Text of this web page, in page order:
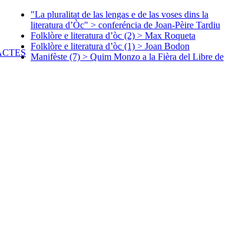
"La pluralitat de las lengas e de las voses dins la
literatura d’Òc" > conferéncia de Joan-Pèire Tardiu
Folklòre e literatura d’òc (2) > Max Roqueta
Folklòre e literatura d’òc (1) > Joan Bodon
Manifèste (7) > Quim Monzo a la Fièra del Libre de